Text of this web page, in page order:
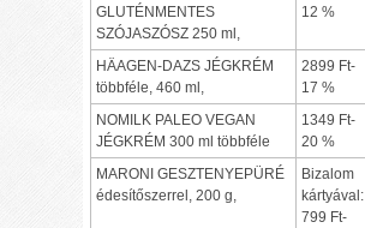
GLUTÉNMENTES
SZÓJASZÓSZ 250 ml,
12 %
HÄAGEN-DAZS JÉGKRÉM
többféle, 460 ml,
2899 Ft-
17 %
NOMILK PALEO VEGAN
JÉGKRÉM 300 ml többféle
1349 Ft-
20 %
MARONI GESZTENYEPÜRÉ
édesítőszerrel, 200 g,
Bizalom
kártyával:
799 Ft-